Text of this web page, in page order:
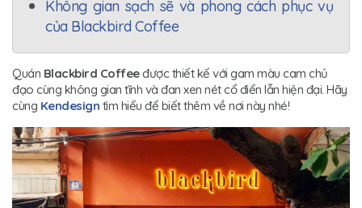
Không gian sạch sẽ và phong cách phục vụ
của Blackbird Coffee
Quán Blackbird Coffeeđược thiết kế với gam màu cam chủ
đạo cùng không gian tĩnh và đan xen nét cổ điển lẫn hiện đại. Hãy
cùng Kendesign tìm hiểu để biết thêm về nơi này nhé!